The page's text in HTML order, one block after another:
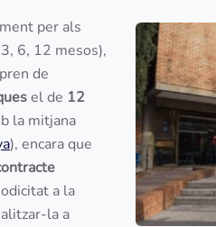
per als
6, 12 mesos),
de
el de 12
la mitjana
), encara que
a la
la a